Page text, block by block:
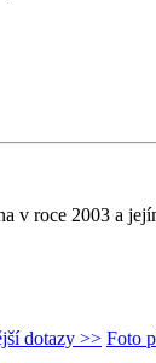
v roce 2003 a
dotazy >> Foto